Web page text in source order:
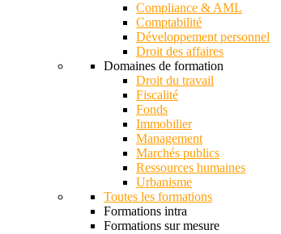
Compliance & AML
Comptabilité
Développement personnel
Droit des affaires
Domaines de formation
Droit du travail
Fiscalité
Fonds
Immobilier
Management
Marchés publics
Ressources humaines
Urbanisme
Toutes les formations
Formations intra
Formations sur mesure